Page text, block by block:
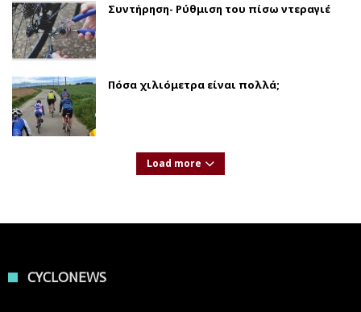
Συντήρηση- Ρύθμιση του πίσω ντεραγιέ
Πόσα χιλιόμετρα είναι πολλά;
Load more
CYCLONEWS